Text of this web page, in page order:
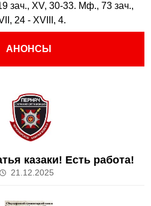
зач., XV, 30-33. Мф., 73 зач.,
24 - XVIII, 4.
АНОНСЫ
казаки! Есть работа!
21.12.2025